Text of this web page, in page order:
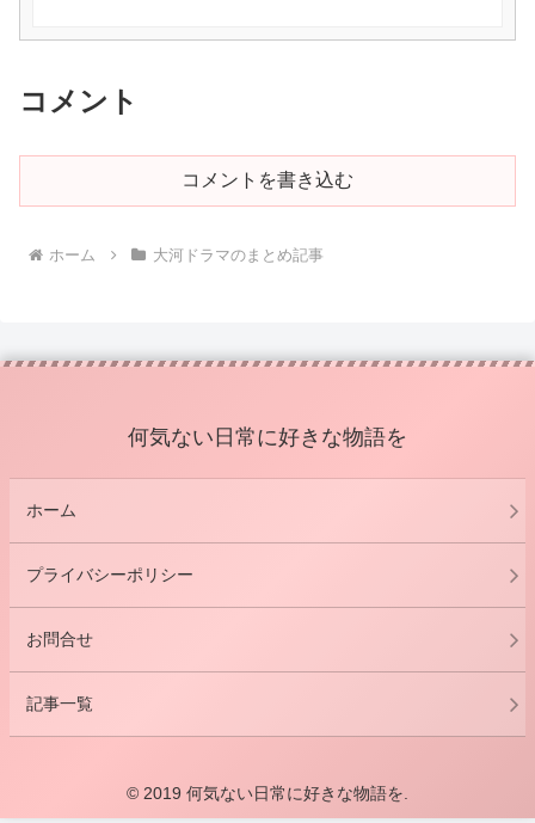
コメント
コメントを書き込む
ホーム 大河ドラマのまとめ記事
何気ない日常に好きな物語を
ホーム
プライバシーポリシー
お問合せ
記事一覧
© 2019 何気ない日常に好きな物語を.